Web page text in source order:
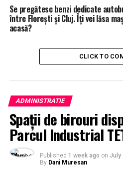
Se pregătesc benzi dedicate
între Florești și Cluj. Îți vei lăsa
acasă?
CLICK TO
ADMINISTRATIE
Spații de birouri
Parcul Industrial
Published 1 week ago on July
By Dani Muresan